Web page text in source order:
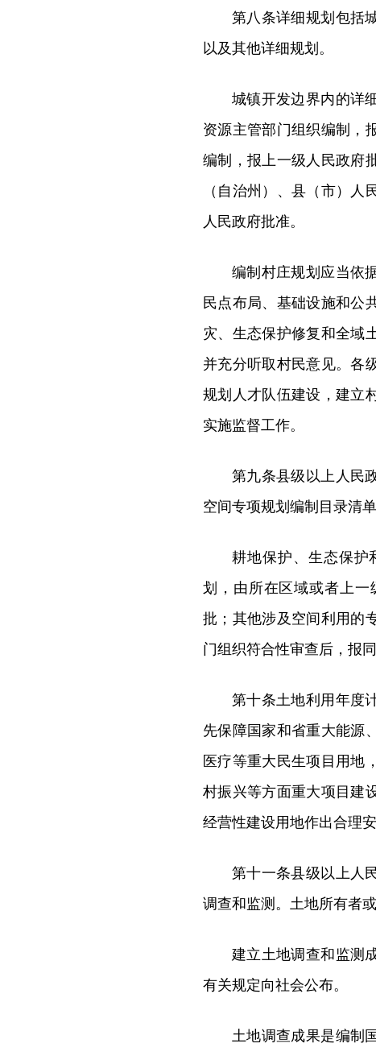
第八条详细规划包括
以及其他详细规划。
城镇开发边界内的详
资源主管部门组织编制，
编制，报上一级人民政府
（自治州）、县（市）
人民政府批准。
编制村庄规划应当依
民点布局、基础设施和公
灾、生态保护修复和全域
并充分听取村民意见。各
规划人才队伍建设，建立
实施监督工作。
第九条县级以上人民
空间专项规划编制目录清
耕地保护、生态保护
划，由所在区域或者上
批；其他涉及空间利用的
门组织符合性审查后，报
第十条土地利用年度
先保障国家和省重大能源
医疗等重大民生项目用地
村振兴等方面重大项目建
经营性建设用地作出合理安
第十一条县级以上人
调查和监测。土地所有者
建立土地调查和监测
有关规定向社会公布。
土地调查成果是编制